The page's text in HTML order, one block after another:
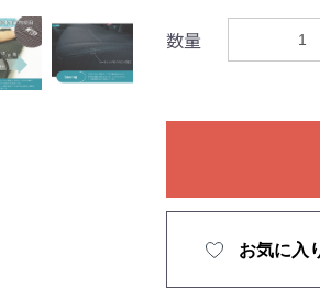
数量
お気に入